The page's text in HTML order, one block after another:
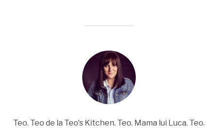
Teo. Teo de la Teo's Kitchen. Teo. Mama lui Luca. Teo.